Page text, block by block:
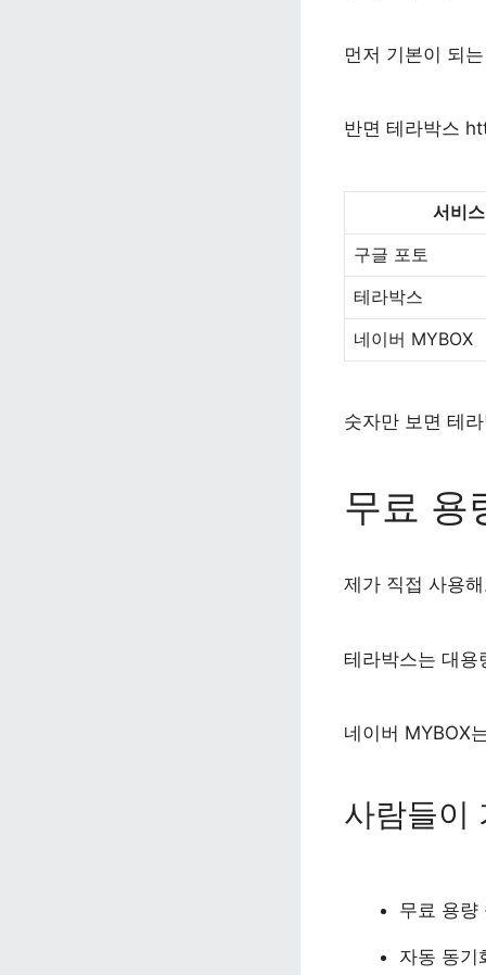
먼저 기본이 되
반면 테라박스
서비스
구글 포토
테라박스
네이버 MYBOX
숫자만 보면 테
무료 용
제가 직접 사용
테라박스는 대용
네이버 MYBOX
사람들이
무료 용량
자동 동기